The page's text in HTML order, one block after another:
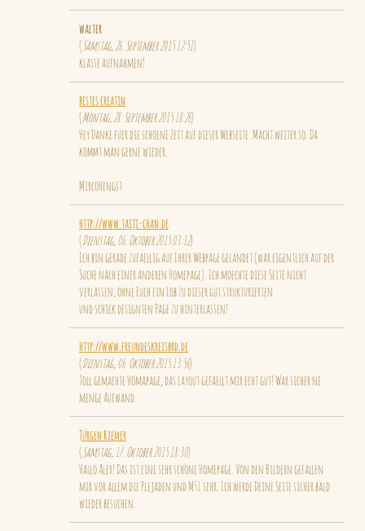
walter
( Samstag, 26. September 2015 12:51)
klasse aufnahmen!
bestes creatin
(Montag, 28. September 2015 18:26)
Hey Danke fuer die schoene Zeit auf dieser Webseite. Macht weiter so. Da
kommt man gerne wieder.
MircoHengst
http://www.taiji-chan.de
(Dienstag, 06. Oktober 2015 03:12)
Ich bin gerade zufaellig auf Ihrer Webpage gelandet (war eigentlich auf der
Suche nach einer anderen Homepage). Ich moechte diese Seite nicht
verlassen, ohne Euch ein Lob zu dieser gut strukturierten
und schick designten Page zu hinterlassen!
http://www.freundeskreisbrd.de
(Dienstag, 06. Oktober 2015 13:56)
Toll gemachte Homapage, das Layout gefaellt mir echt gut! War sicher ne
menge Aufwand.
Jürgen Riemer
( Samstag, 17. Oktober 2015 18:30)
Hallo Alex! Das ist eine sehr schöne Homepage. Von den Bildern gefallen
mir vor allem die Plejaden und M51 sehr. Ich werde Deine Seite sicher bald
wieder besuchen.